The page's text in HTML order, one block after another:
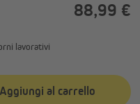
88,99 €
lavorativi
la quantità desiderata o
Aggiungi al carrello